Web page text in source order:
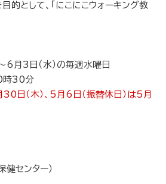
的として、「にこにこウォーキング教
6月3日（水）の毎週水曜日
時30分
日（木）、5月6日（振替休日）は5月
健センター）